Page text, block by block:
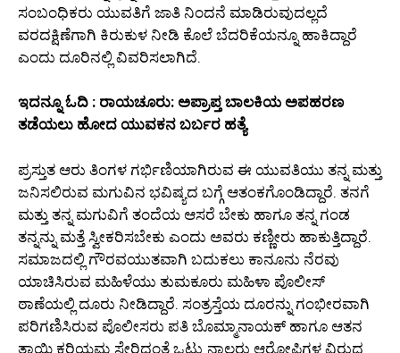
ಸಂಬಂಧಿಕರು ಯುವತಿಗೆ ಜಾತಿ ನಿಂದನೆ ಮಾಡಿರುವುದಲ್ಲದೆ
ವರದಕ್ಷಿಣೆಗಾಗಿ ಕಿರುಕುಳ ನೀಡಿ ಕೊಲೆ ಬೆದರಿಕೆಯನ್ನೂ ಹಾಕಿದ್ದಾರೆ
ಎಂದು ದೂರಿನಲ್ಲಿ ವಿವರಿಸಲಾಗಿದೆ.
ಇದನ್ನೂ ಓದಿ : ರಾಯಚೂರು: ಅಪ್ರಾಪ್ತ ಬಾಲಕಿಯ ಅಪಹರಣ
ತಡೆಯಲು ಹೋದ ಯುವಕನ ಬರ್ಬರ ಹತ್ಯೆ
ಪ್ರಸ್ತುತ ಆರು ತಿಂಗಳ ಗರ್ಭಿಣಿಯಾಗಿರುವ ಈ ಯುವತಿಯು ತನ್ನ ಮತ್ತು
ಜನಿಸಲಿರುವ ಮಗುವಿನ ಭವಿಷ್ಯದ ಬಗ್ಗೆ ಆತಂಕಗೊಂಡಿದ್ದಾರೆ. ತನಗೆ
ಮತ್ತು ತನ್ನ ಮಗುವಿಗೆ ತಂದೆಯ ಆಸರೆ ಬೇಕು ಹಾಗೂ ತನ್ನ ಗಂಡ
ತನ್ನನ್ನು ಮತ್ತೆ ಸ್ವೀಕರಿಸಬೇಕು ಎಂದು ಅವರು ಕಣ್ಣೀರು ಹಾಕುತ್ತಿದ್ದಾರೆ.
ಸಮಾಜದಲ್ಲಿ ಗೌರವಯುತವಾಗಿ ಬದುಕಲು ಕಾನೂನು ನೆರವು
ಯಾಚಿಸಿರುವ ಮಹಿಳೆಯು ತುಮಕೂರು ಮಹಿಳಾ ಪೊಲೀಸ್
ಠಾಣೆಯಲ್ಲಿ ದೂರು ನೀಡಿದ್ದಾರೆ. ಸಂತ್ರಸ್ತೆಯ ದೂರನ್ನು ಗಂಭೀರವಾಗಿ
ಪರಿಗಣಿಸಿರುವ ಪೊಲೀಸರು ಪತಿ ಬೊಮ್ಮಾನಾಯಕ್ ಹಾಗೂ ಆತನ
ತಾಯಿ ಕರಿಯಮ್ಮ ಸೇರಿದಂತೆ ಒಟ್ಟು ನಾಲ್ವರು ಆರೋಪಿಗಳ ವಿರುದ್ಧ